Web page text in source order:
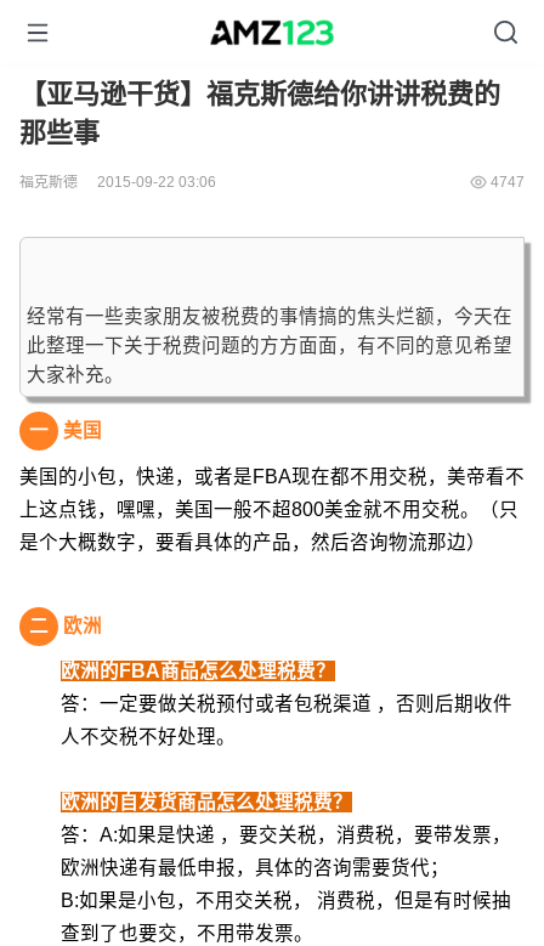
【亚马逊干货】福克斯德给你讲讲税费的
那些事
福克斯德 2015-09-22 03:06 4747
经常有一些卖家朋友被税费的事情搞的焦头烂额，今天在
此整理一下关于税费问题的方方面面，有不同的意见希望
大家补充。
一 美国
美国的小包，快递，或者是FBA现在都不用交税，美帝看不
上这点钱，嘿嘿，美国一般不超800美金就不用交税。（只
是个大概数字，要看具体的产品，然后咨询物流那边）
二 欧洲
欧洲的FBA商品怎么处理税费？
答：一定要做关税预付或者包税渠道 ，否则后期收件
人不交税不好处理。
欧洲的自发货商品怎么处理税费？
答：A:如果是快递 ，要交关税，消费税，要带发票，
欧洲快递有最低申报，具体的咨询需要货代；
B:如果是小包，不用交关税， 消费税，但是有时候抽
查到了也要交，不用带发票。